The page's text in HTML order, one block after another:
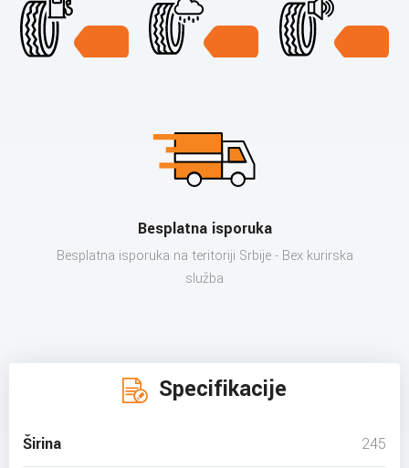
Besplatna isporuka
Besplatna isporuka na teritoriji Srbije - Bex kurirska
služba
Specifikacije
Širina 245